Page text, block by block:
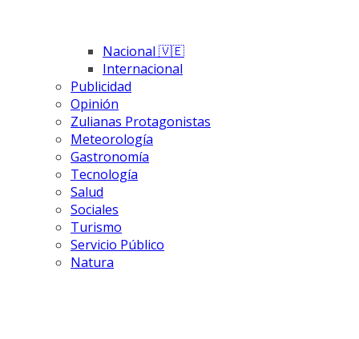
Nacional 🇻🇪
Internacional
Publicidad
Opinión
Zulianas Protagonistas
Meteorología
Gastronomía
Tecnología
Salud
Sociales
Turismo
Servicio Público
Natura